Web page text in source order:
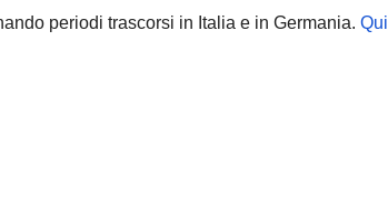
periodi trascorsi in Italia e in Germania.Qui